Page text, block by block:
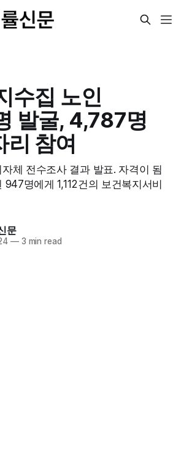
수집 노인
발굴, 4,787명
리 참여
체 전수조사 결과 발표. 자격이 됨
947명에게 1,112건의 보건복지서비
문
—3 min read